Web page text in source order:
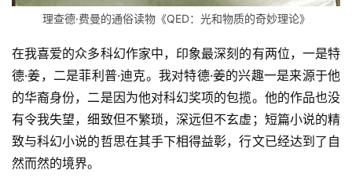
理查德·费曼的通俗读物《QED：光和物质的奇妙理论》
在我喜爱的众多科幻作家中，印象最深刻的有两位，一是特
德·姜，二是菲利普·迪克。我对特德·姜的兴趣一是来源于他
的华裔身份，二是因为他对科幻奖项的包揽。他的作品也没
有令我失望，细致但不繁琐，深远但不玄虚；短篇小说的精
致与科幻小说的哲思在其手下相得益彰，行文已经达到了自
然而然的境界。